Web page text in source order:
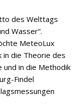
des Welttags
Wasser“.
MeteoLux
in die Theorie des
und in die Methodik
Findel